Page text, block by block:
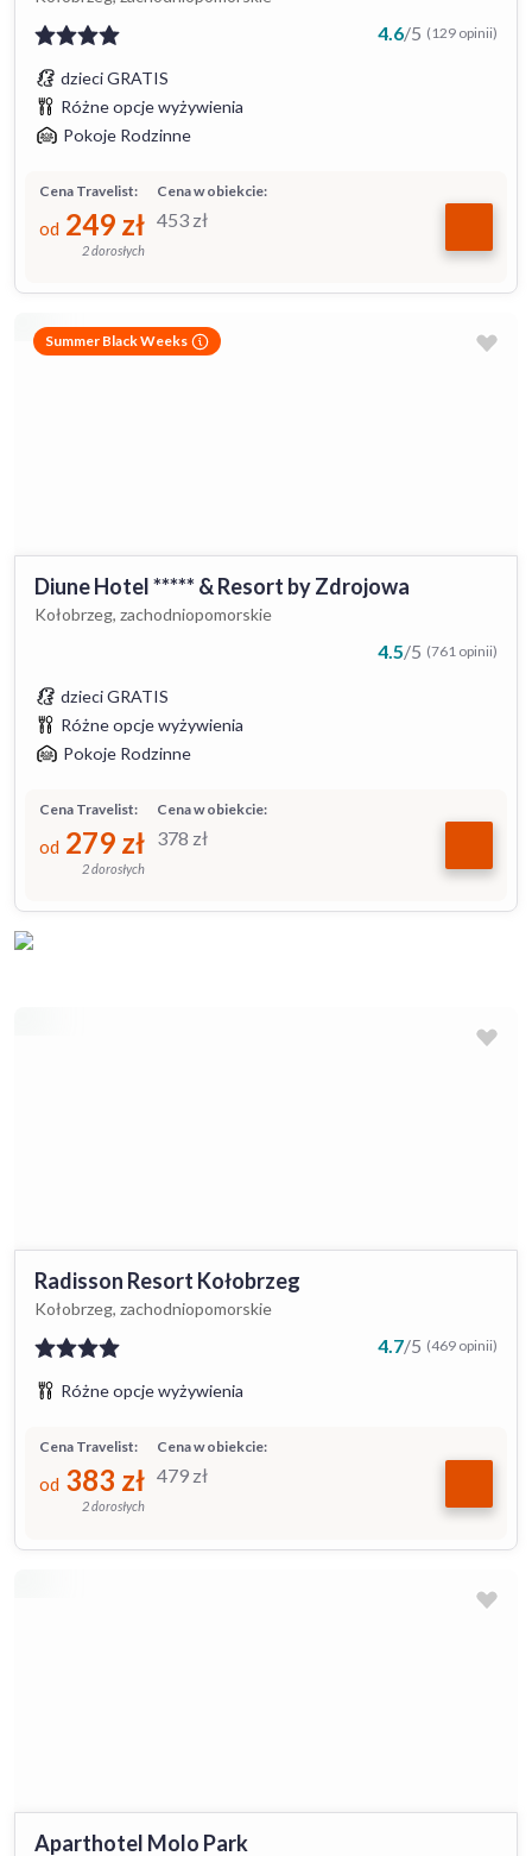
4.6/5 (129 opinii)
dzieci GRATIS
Różne opcje wyżywienia
Pokoje Rodzinne
Cena w obiekcie:
453 zł
Cena Travelist:
od 249 zł
2 dorosłych
Summer Black Weeks
Diune Hotel ***** & Resort by Zdrojowa
Kołobrzeg, zachodniopomorskie
4.5/5 (761 opinii)
dzieci GRATIS
Różne opcje wyżywienia
Pokoje Rodzinne
Cena w obiekcie:
378 zł
Cena Travelist:
od 279 zł
2 dorosłych
Radisson Resort Kołobrzeg
Kołobrzeg, zachodniopomorskie
4.7/5 (469 opinii)
Różne opcje wyżywienia
Cena w obiekcie:
479 zł
Cena Travelist:
od 383 zł
2 dorosłych
Aparthotel Molo Park